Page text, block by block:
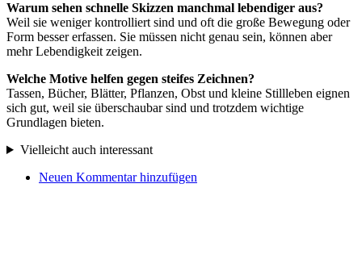
Warum sehen schnelle Skizzen manchmal lebendiger aus?
Weil sie weniger kontrolliert sind und oft die große Bewegung oder
Form besser erfassen. Sie müssen nicht genau sein, können aber
mehr Lebendigkeit zeigen.
Welche Motive helfen gegen steifes Zeichnen?
Tassen, Bücher, Blätter, Pflanzen, Obst und kleine Stillleben eignen
sich gut, weil sie überschaubar sind und trotzdem wichtige
Grundlagen bieten.
Vielleicht auch interessant
Neuen Kommentar hinzufügen